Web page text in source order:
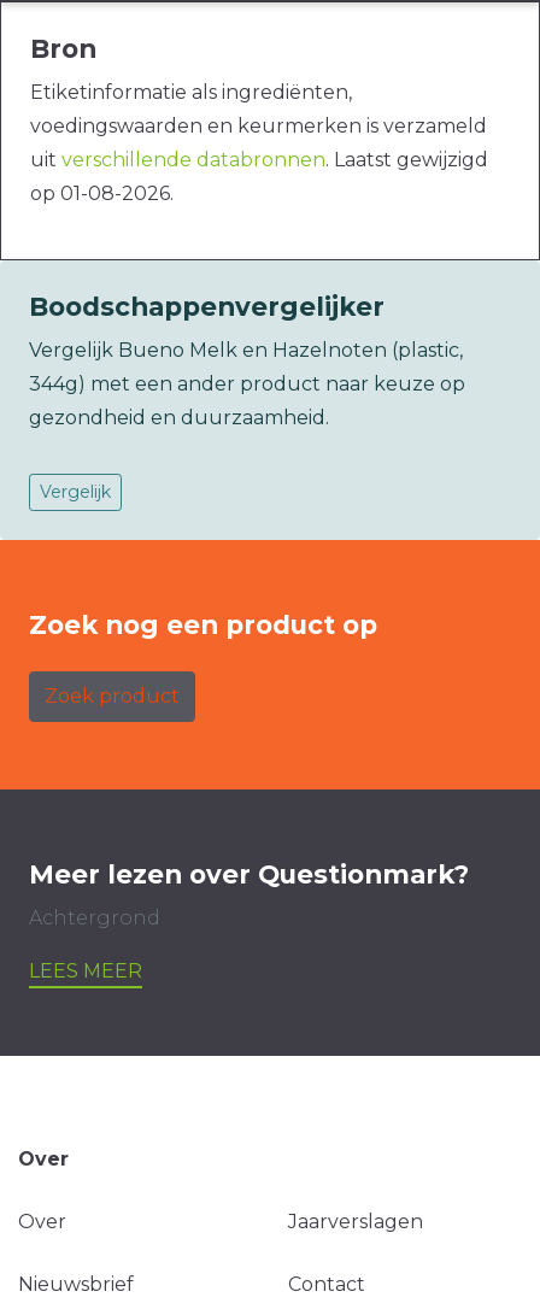
Bron
Etiketinformatie als ingrediënten,
voedingswaarden en keurmerken is verzameld
uit verschillende databronnen. Laatst gewijzigd
op 01-08-2026.
Boodschappenvergelijker
Vergelijk Bueno Melk en Hazelnoten (plastic,
344g) met een ander product naar keuze op
gezondheid en duurzaamheid.
Vergelijk
Zoek nog een product op
Zoek product
Meer lezen over Questionmark?
Achtergrond
LEES MEER
Over
Over Jaarverslagen
Nieuwsbrief Contact